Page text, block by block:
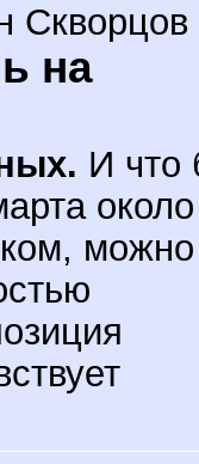
Скворцов
на
И что
около
можно